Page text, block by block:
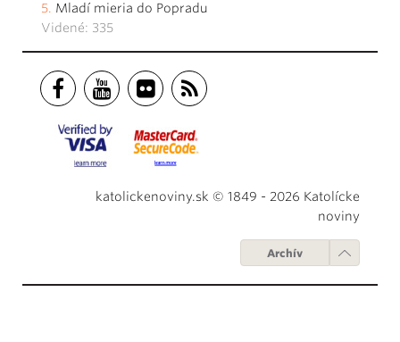
Mladí mieria do Popradu
Videné: 335
katolickenoviny.sk © 1849 - 2026 Katolícke
noviny
Archív